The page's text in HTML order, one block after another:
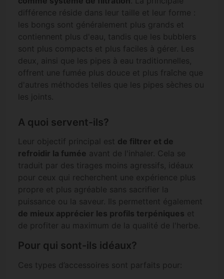
différence réside dans leur taille et leur forme :
les bongs sont généralement plus grands et
contiennent plus d'eau, tandis que les bubblers
sont plus compacts et plus faciles à gérer. Les
deux, ainsi que les pipes à eau traditionnelles,
offrent une fumée plus douce et plus fraîche que
d'autres méthodes telles que les pipes sèches ou
les joints.
A quoi servent-ils?
Leur objectif principal est de filtrer et de
refroidir la fumée avant de l'inhaler. Cela se
traduit par des tirages moins agressifs, idéaux
pour ceux qui recherchent une expérience plus
propre et plus agréable sans sacrifier la
puissance ou la saveur. Ils permettent également
de mieux apprécier les profils terpéniques et
de profiter au maximum de la qualité de l'herbe.
Pour qui sont-ils idéaux?
Ces types d’accessoires sont parfaits pour: